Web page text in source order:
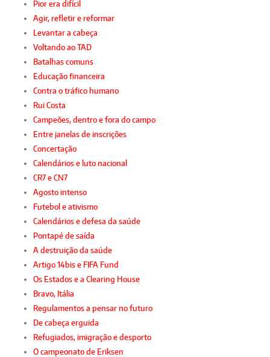
Pior era difícil
Agir, refletir e reformar
Levantar a cabeça
Voltando ao TAD
Batalhas comuns
Educação financeira
Contra o tráfico humano
Rui Costa
Campeões, dentro e fora do campo
Entre janelas de inscrições
Concertação
Calendários e luto nacional
CR7 e CN7
Agosto intenso
Futebol e ativismo
Calendários e defesa da saúde
Pontapé de saída
A destruição da saúde
Artigo 14bis e FIFA Fund
Os Estados e a Clearing House
Bravo, Itália
Regulamentos a pensar no futuro
De cabeça erguida
Refugiados, imigração e desporto
O campeonato de Eriksen